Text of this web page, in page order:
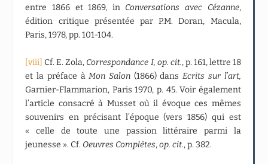
entre 1866 et 1869, in Conversations avec Cézanne,
édition critique présentée par P.M. Doran, Macula,
Paris, 1978, pp. 101-104.
[viii] Cf. E. Zola, Correspondance I, op. cit., p. 161, lettre 18
et la préface àMon Salon (1866) dansEcrits sur l’art,
Garnier-Flammarion, Paris 1970, p. 45. Voir également
l’article consacré à Musset où il évoque ces mêmes
souvenirs en précisant l’époque (vers 1856) qui est
« celle de toute une passion littéraire parmi la
jeunesse ». Cf. Oeuvres Complètes,op. cit., p. 382.